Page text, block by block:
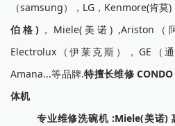
（samsung），LG，Kenmore(肯莫
伯格)，Miele(美诺) ,Ariston（
Electrolux（伊莱克斯），GE（
Amana...等品牌.特擅长维修
体机
专业维修洗碗机 :Miele(美诺)